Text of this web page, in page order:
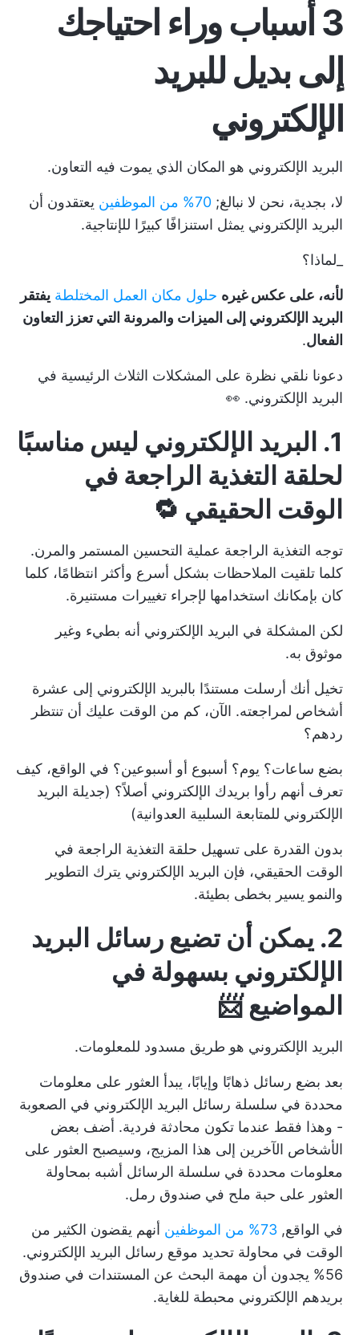
3 أسباب وراء احتياجك
إلى بديل للبريد
الإلكتروني
البريد الإلكتروني هو المكان الذي يموت فيه التعاون.
لا، بجدية، نحن لا نبالغ; 70% من الموظفين
يعتقدون أن
البريد الإلكتروني يمثل استنزافًا كبيرًا للإنتاجية.
_لماذا؟
لأنه، على عكس غيره حلول مكان العمل المختلطة يفتقر
البريد الإلكتروني إلى الميزات والمرونة التي تعزز التعاون
الفعال.
دعونا نلقي نظرة على المشكلات الثلاث الرئيسية في
البريد الإلكتروني. 👀
1. البريد الإلكتروني ليس مناسبًا
لحلقة التغذية الراجعة في
الوقت الحقيقي 🔁
توجه التغذية الراجعة عملية التحسين المستمر والمرن.
كلما تلقيت الملاحظات بشكل أسرع وأكثر انتظامًا، كلما
كان بإمكانك استخدامها لإجراء تغييرات مستنيرة.
لكن المشكلة في البريد الإلكتروني أنه بطيء وغير
موثوق به.
تخيل أنك أرسلت مستندًا بالبريد الإلكتروني إلى عشرة
أشخاص لمراجعته. الآن، كم من الوقت عليك أن تنتظر
ردهم؟
بضع ساعات؟ يوم؟ أسبوع أو أسبوعين؟ في الواقع، كيف
تعرف أنهم رأوا بريدك الإلكتروني أصلاً؟ (جديلة البريد
الإلكتروني للمتابعة السلبية العدوانية)
بدون القدرة على تسهيل حلقة التغذية الراجعة في
الوقت الحقيقي، فإن البريد الإلكتروني يترك التطوير
والنمو يسير بخطى بطيئة.
2. يمكن أن تضيع رسائل البريد
الإلكتروني بسهولة في
المواضيع 📨
البريد الإلكتروني هو طريق مسدود للمعلومات.
بعد بضع رسائل ذهابًا وإيابًا، يبدأ العثور على معلومات
محددة في سلسلة رسائل البريد الإلكتروني في الصعوبة
- وهذا فقط عندما تكون محادثة فردية. أضف بعض
الأشخاص الآخرين إلى هذا المزيج، وسيصبح العثور على
معلومات محددة في سلسلة الرسائل أشبه بمحاولة
العثور على حبة ملح في صندوق رمل.
في الواقع, 73% من الموظفين
أنهم يقضون الكثير من
الوقت في محاولة تحديد موقع رسائل البريد الإلكتروني.
56% يجدون أن مهمة البحث عن المستندات في صندوق
بريدهم الإلكتروني محبطة للغاية.